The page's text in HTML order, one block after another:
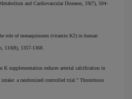
and Cardiovascular Diseases, 19(7), 504-
role of menaquinones (vitamin K2) in human
110(8), 1357-1368.
supplementation reduces arterial calcification in
a randomized controlled trial." Thrombosis